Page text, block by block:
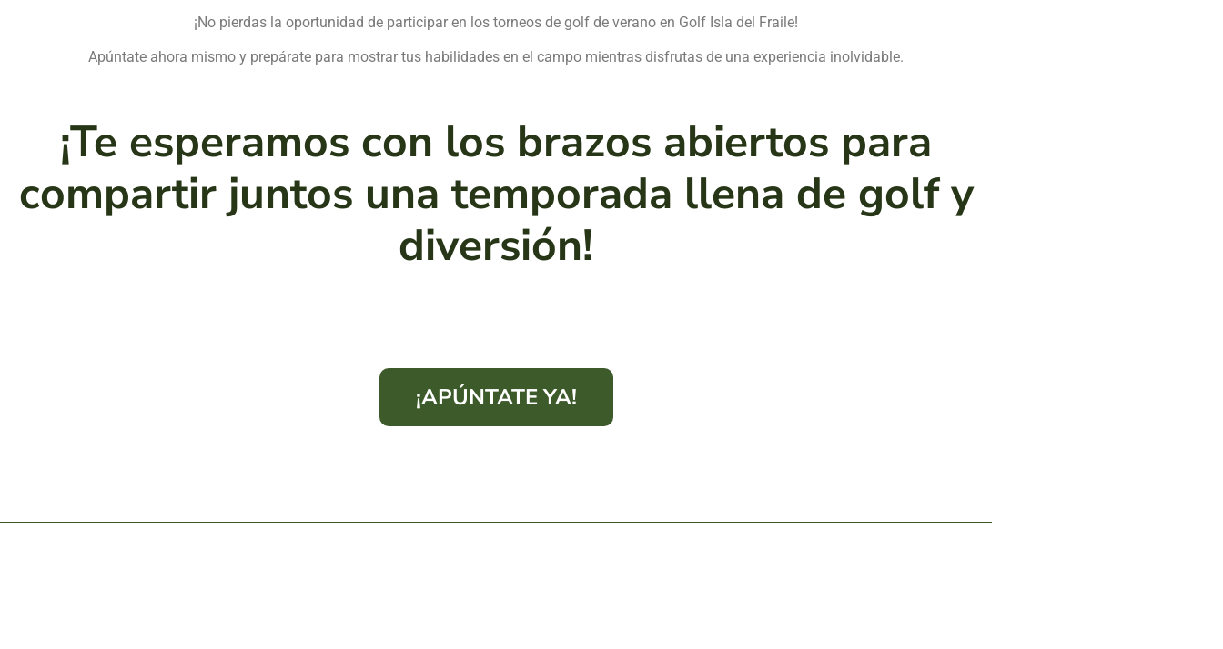
¡No pierdas la oportunidad de participar en los torneos de golf de verano en Golf Isla del Fraile!
Apúntate ahora mismo y prepárate para mostrar tus habilidades en el campo mientras disfrutas de una experiencia inolvidable.
¡Te esperamos con los brazos abiertos para
compartir juntos una temporada llena de golf y
diversión!
¡APÚNTATE YA!